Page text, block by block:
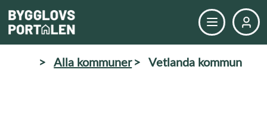
> Alla kommuner> Vetlanda kommun